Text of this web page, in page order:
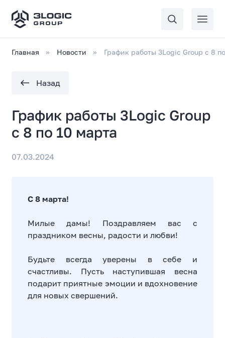
Главная Новости График работы 3Logic Group с 8
Назад
График работы 3Logic Group
с 8 по 10 марта
07.03.2024
С 8 марта!
Милые дамы! Поздравляем вас с
праздником весны, радости и любви!
Будьте всегда уверены в себе и
счастливы. Пусть наступившая весна
подарит приятные эмоции и вдохновение
для новых свершений.